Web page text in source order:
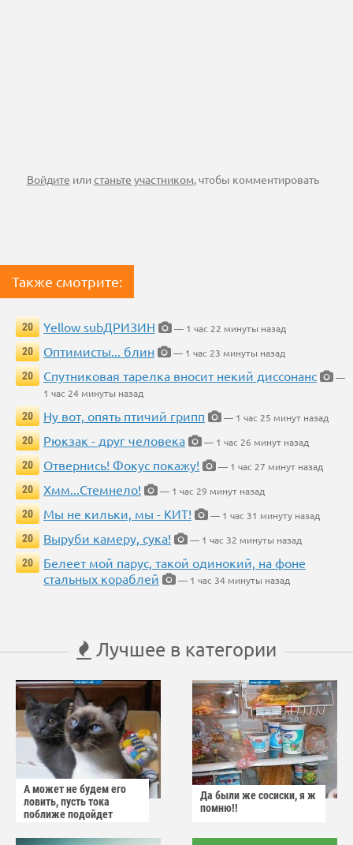
Войдите илистаньте участником, чтобы комментировать
Также смотрите:
20 Yellow subДРИЗИН
— 1 час 22 минуты назад
20
Оптимисты... блин
— 1 час 23 минуты назад
20
Спутниковая тарелка вносит некий диссонанс
—
1 час 24 минуты назад
20
Ну вот, опять птичий грипп
— 1 час 25 минут назад
20
Рюкзак - друг человека
— 1 час 26 минут назад
20
Отвернись! Фокус покажу!
— 1 час 27 минут назад
20
Хмм...Стемнело!
— 1 час 29 минут назад
20
Мы не кильки, мы - КИТ!
— 1 час 31 минуту назад
20
Выруби камеру, сука!
— 1 час 32 минуты назад
20
Белеет мой парус, такой одинокий, на фоне
стальных кораблей
— 1 час 34 минуты назад
Лучшее в категории
А может не будем его
ловить, пусть тока
поближе подойдет
Да были же сосиски, я ж
помню!!